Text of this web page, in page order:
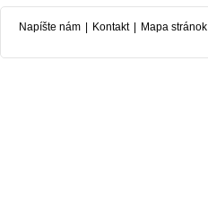
Napíšte nám | Kontakt | Mapa stránok